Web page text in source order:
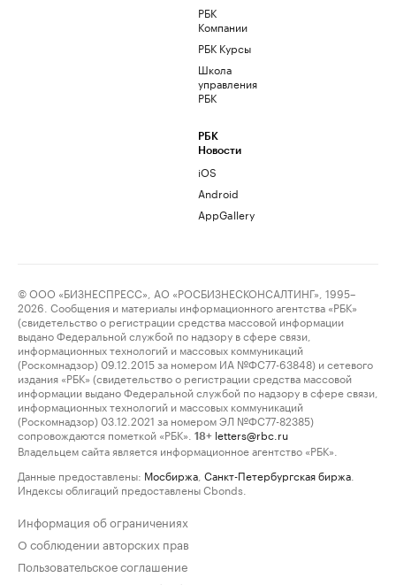
РБК
Компании
РБК Курсы
Школа
управления
РБК
РБК
Новости
iOS
Android
AppGallery
© ООО «БИЗНЕСПРЕСС», АО «РОСБИЗНЕСКОНСАЛТИНГ», 1995–
2026. Сообщения и материалы информационного агентства «РБК»
(свидетельство о регистрации средства массовой информации
выдано Федеральной службой по надзору в сфере связи,
информационных технологий и массовых коммуникаций
(Роскомнадзор) 09.12.2015 за номером ИА №ФС77-63848) и сетевого
издания «РБК» (свидетельство о регистрации средства массовой
информации выдано Федеральной службой по надзору в сфере связи,
информационных технологий и массовых коммуникаций
(Роскомнадзор) 03.12.2021 за номером ЭЛ №ФС77-82385)
сопровождаются пометкой «РБК».
18+ letters@rbc.ru
Владельцем сайта является информационное агентство «РБК».
Данные предоставлены: Мосбиржа Санкт-Петербургская биржа
Индексы облигаций предоставлены Cbonds.
Информация об ограничениях
О соблюдении авторских прав
Пользовательское соглашение